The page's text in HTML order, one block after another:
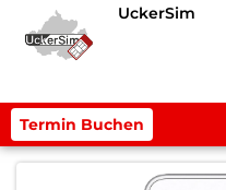
UckerSim
Termin Buchen